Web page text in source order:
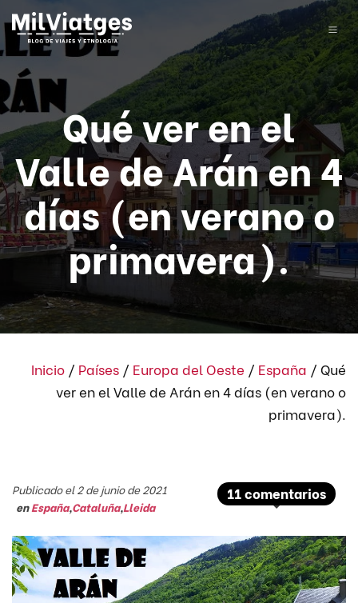
Qué ver en el
Valle de Arán en 4
días (en verano o
primavera).
Inicio / Países / Europa del Oeste / España / Qué
ver en el Valle de Arán en 4 días (en verano o
primavera).
11 comentarios
Publicado el 2 de junio de 2021
enEspaña,Cataluña,Lleida